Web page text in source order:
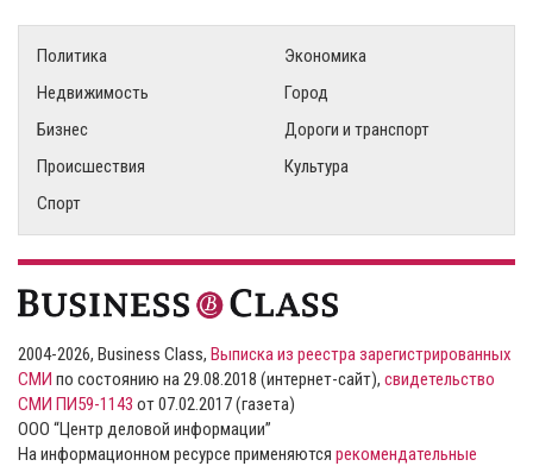
Политика
Экономика
Недвижимость
Город
Бизнес
Дороги и транспорт
Происшествия
Культура
Спорт
2004-2026, Business Class, Выписка из реестра зарегистрированных
СМИ по состоянию на 29.08.2018 (интернет-сайт), свидетельство
СМИ ПИ59-1143 от 07.02.2017 (газета)
ООО “Центр деловой информации”
На информационном ресурсе применяются рекомендательные